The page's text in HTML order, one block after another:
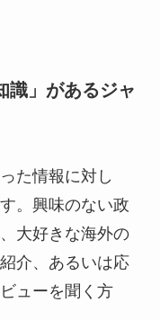
識」があるジャ
た情報に対し
。興味のない政
大好きな海外の
介、あるいは応
ューを聞く方